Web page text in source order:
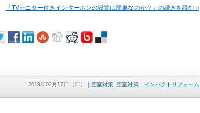
「TVモニター付きインターホンの設置は簡単なのか？」の続きを読む »
2019年02月17日（日） ｜ 空室対策, 空室対策 インパクトリフォーム